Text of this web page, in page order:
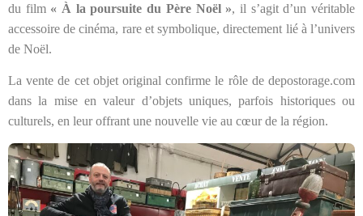
du film « À la poursuite du Père Noël », il s’agit d’un véritable
accessoire de cinéma, rare et symbolique, directement lié à l’univers
de Noël.
La vente de cet objet original confirme le rôle de depostorage.com
dans la mise en valeur d’objets uniques, parfois historiques ou
culturels, en leur offrant une nouvelle vie au cœur de la région.